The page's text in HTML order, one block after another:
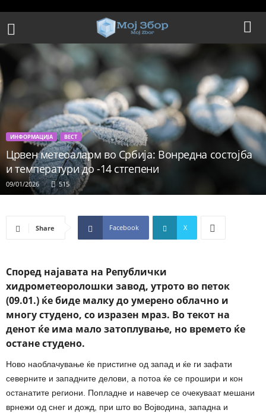
ИНФОРМАЦИЈА ВЕСТ
Црвен метеоаларм во Србија: Вонредна состојба
и температури до -14 стгепени
09/01/2026 515
Share Facebook X
Според најавата на Републички
хидрометеоролошки завод, утрото во петок
(09.01.) ќе биде малку до умерено облачно и
многу студено, со изразен мраз. Во текот на
денот ќе има мало затоплување, но времето ќе
остане студено.
Ново наоблачување ќе пристигне од запад и ќе ги зафати
северните и западните делови, а потоа ќе се прошири и кон
останатите региони. Попладне и навечер се очекуваат мешани
врнежи од снег и дожд, при што во Војводина, западна и